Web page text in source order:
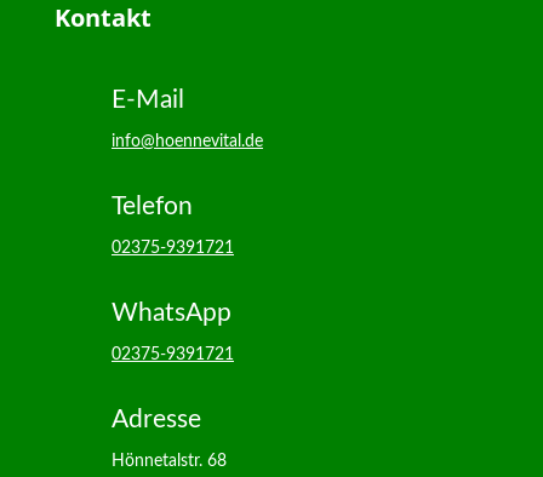
Kontakt
E-Mail
info@hoennevital.de
Telefon
02375-9391721
WhatsApp
02375-9391721
Adresse
Hönnetalstr. 68